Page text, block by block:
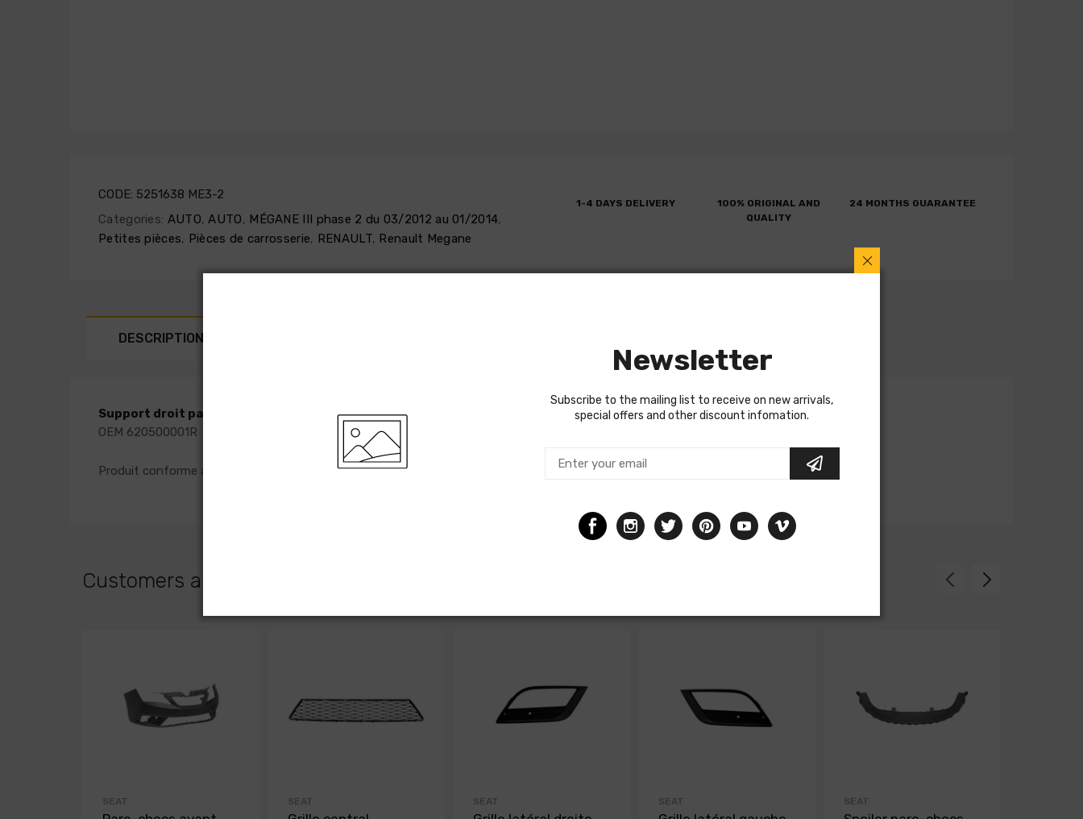
CODE: 5251638 ME3-2
Categories: AUTO, AUTO, MÉGANE III phase 2 du 03/2012 au 01/2014,
Petites pièces, Pièces de carrosserie, RENAULT, Renault Megane
1-4 DAYS DELIVERY
100% ORIGINAL AND
QUALITY
24 MONTHS GUARANTEE
DESCRIPTION
Support droit pare-chocs avant pour RENAULT MEGANE III de 2008 à 2012,
OEM 620500001R
Produit conforme aux normes Européenne
Customers albo bought
SEAT SEAT SEAT SEAT SEAT
Newsletter
Subscribe to the mailing list to receive on new arrivals,
special offers and other discount infomation.